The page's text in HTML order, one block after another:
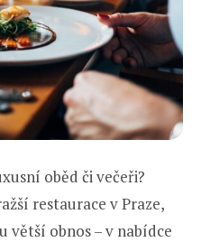
oběd či večeři?
restaurace v Praze,
větší obnos – v nabídce